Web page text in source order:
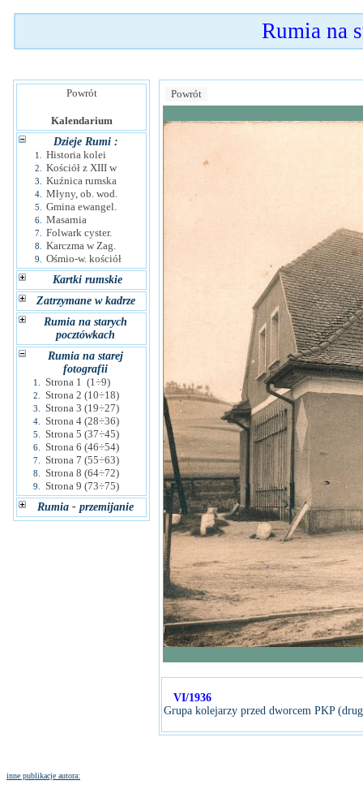
Rumia na
Powrót
Kalendarium
Dzieje Rumi :
1. Historia kolei
2. Kościół z XIII w
3. Kuźnica rumska
4. Młyny, ob. wod.
5. Gmina ewangel.
6. Masarnia
7. Folwark cyster.
8. Karczma w Zag.
9.
Ośmio-w. kościół
Kartki rumskie
Zatrzymane w kadrze
Rumia na starych
pocztówkach
Rumia na starej
fotografii
1. Strona 1 (1÷9)
2. Strona 2 (10÷18)
3. Strona 3 (19÷27)
4. Strona 4 (28÷36)
5. Strona 5 (37÷45)
6. Strona 6 (46÷54)
7. Strona 7 (55÷63)
8. Strona 8 (64÷72)
9.
Strona 9 (73÷75)
Rumia - przemijanie
Powrót
VI/1936
Grupa kolejarzy przed dworcem PKP
inne publikacje autora: